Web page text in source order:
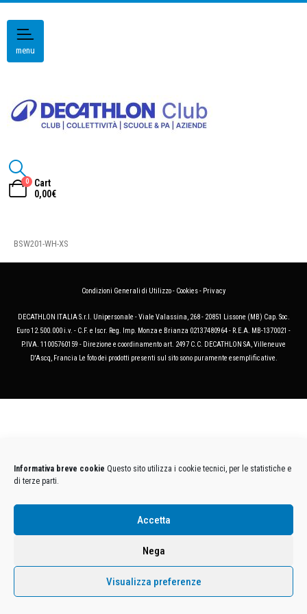
Informativa breve cookie Questo sito utilizza i cookie tecnici, per le statistiche e
di terze parti.
Accetta
Nega
Visualizza preferenze
menu
0
Cart
0,00€
BSW201-WH-XS
Condizioni Generali di Utilizzo- Cookies- Privacy
DECATHLON ITALIA S.r.l. Unipersonale - Viale Valassina, 268 - 20851 Lissone (MB) Cap. Soc.
Euro 12.500.000 i.v. - C.F. e Iscr. Reg. Imp. Monza e Brianza 02137480964 - R.E.A. MB-1370021 -
P.IVA. 11005760159 - Direzione e coordinamento art. 2497 C.C. DECATHLON SA, Villeneuve
D'Ascq, Francia Le foto dei prodotti presenti sul sito sono puramente esemplificative.